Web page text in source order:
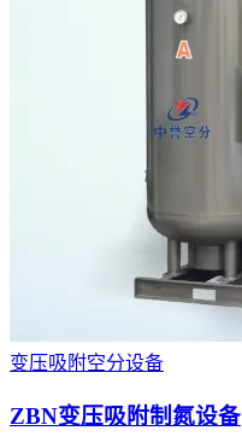
变压吸附空分设备
ZBN变压吸附制氮设备